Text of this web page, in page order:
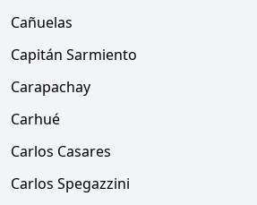
Cañuelas
Capitán Sarmiento
Carapachay
Carhué
Carlos Casares
Carlos Spegazzini